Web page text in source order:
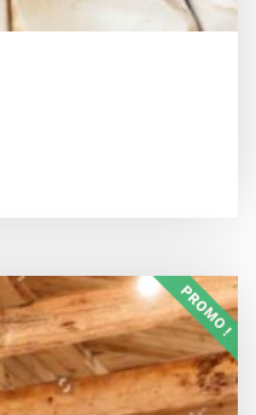
PROMO !